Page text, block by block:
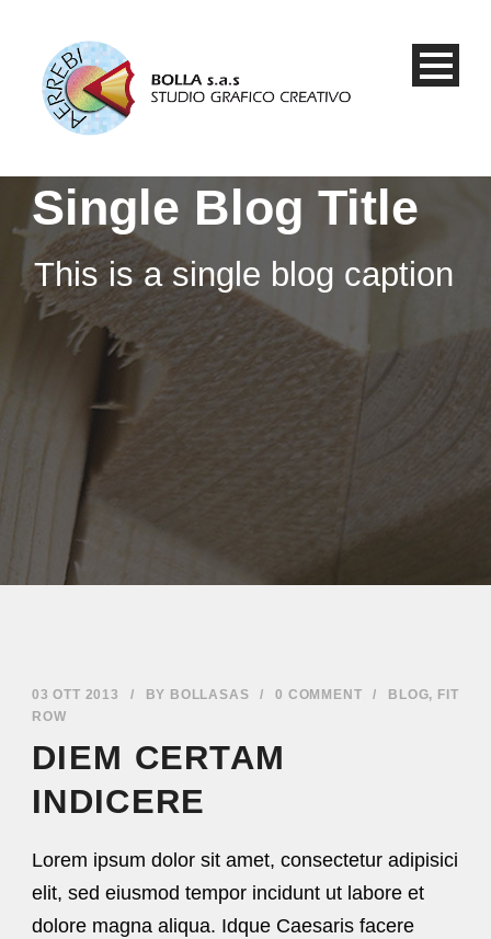
Single Blog Title
This is a single blog caption
03 OTT 2013 / BY BOLLASAS / 0 COMMENT / BLOG, FIT
ROW
DIEM CERTAM
INDICERE
Lorem ipsum dolor sit amet, consectetur adipisici
elit, sed eiusmod tempor incidunt ut labore et
dolore magna aliqua. Idque Caesaris facere